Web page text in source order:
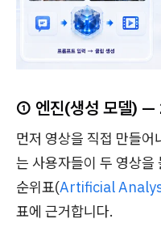
① 엔진(생성 모델) —
먼저 영상을 직접 만들
는 사용자들이 두 영상을
순위표(Artificial
표에 근거합니다.